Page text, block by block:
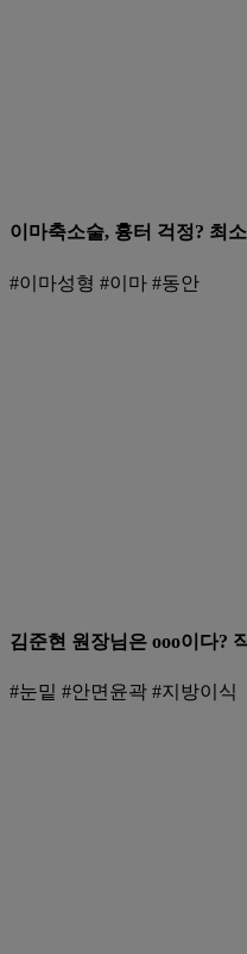
이마축소술, 흉터 걱정? 최
#이마성형 #이마 #동안
김준현 원장님은 ooo이다?
#눈밑 #안면윤곽 #지방이식